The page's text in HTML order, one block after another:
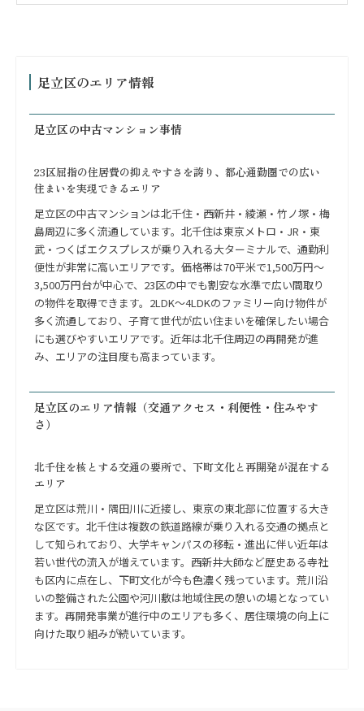
足立区のエリア情報
足立区の中古マンション事情
23区屈指の住居費の抑えやすさを誇り、都心通勤圏での広い
住まいを実現できるエリア
足立区の中古マンションは北千住・西新井・綾瀬・竹ノ塚・梅
島周辺に多く流通しています。北千住は東京メトロ・JR・東
武・つくばエクスプレスが乗り入れる大ターミナルで、通勤利
便性が非常に高いエリアです。価格帯は70平米で1,500万円〜
3,500万円台が中心で、23区の中でも割安な水準で広い間取り
の物件を取得できます。2LDK〜4LDKのファミリー向け物件が
多く流通しており、子育て世代が広い住まいを確保したい場合
にも選びやすいエリアです。近年は北千住周辺の再開発が進
み、エリアの注目度も高まっています。
足立区のエリア情報（交通アクセス・利便性・住みやす
さ）
北千住を核とする交通の要所で、下町文化と再開発が混在する
エリア
足立区は荒川・隅田川に近接し、東京の東北部に位置する大き
な区です。北千住は複数の鉄道路線が乗り入れる交通の拠点と
して知られており、大学キャンパスの移転・進出に伴い近年は
若い世代の流入が増えています。西新井大師など歴史ある寺社
も区内に点在し、下町文化が今も色濃く残っています。荒川沿
いの整備された公園や河川敷は地域住民の憩いの場となってい
ます。再開発事業が進行中のエリアも多く、居住環境の向上に
向けた取り組みが続いています。